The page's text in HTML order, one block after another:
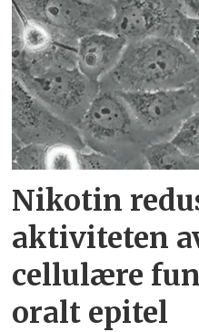
Nikotin
aktiviteten
cellulære
oralt epitel